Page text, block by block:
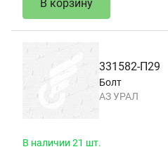
В корзину
331582-П29
Болт
АЗ УРАЛ
В наличии 21 шт.